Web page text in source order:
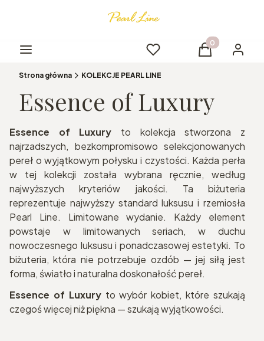
Menu Ulubione Produkty w
Koszyk
Strona główna KOLEKCJE PEARL LINE
Essence of Luxury
Essence of Luxury to kolekcja stworzona z
najrzadszych, bezkompromisowo selekcjonowanych
pereł o wyjątkowym połysku i czystości. Każda perła
w tej kolekcji została wybrana ręcznie, według
najwyższych kryteriów jakości. Ta biżuteria
reprezentuje najwyższy standard luksusu i rzemiosła
Pearl Line. Limitowane wydanie. Każdy element
powstaje w limitowanych seriach, w duchu
nowoczesnego luksusu i ponadczasowej estetyki. To
biżuteria, która nie potrzebuje ozdób — jej siłą jest
forma, światło i naturalna doskonałość pereł.
Essence of Luxuryto wybór kobiet, które szukają
czegoś więcej niż piękna — szukają wyjątkowości.